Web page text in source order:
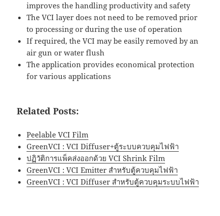
improves the handling productivity and safety
The VCI layer does not need to be removed prior
to processing or during the use of operation
If required, the VCI may be easily removed by an
air gun or water flush
The application provides economical protection
for various applications
Related Posts:
Peelable VCI Film
GreenVCI : VCI Diffuser+ตู้ระบบควบคุมไฟฟ้า
ปฏิวัติการแพ็คส่งออกด้วย VCI Shrink Film
GreenVCI : VCI Emitter สำหรับตู้ควบคุมไฟฟ้า
GreenVCI : VCI Diffuser สำหรับตู้ควบคุมระบบไฟฟ้า